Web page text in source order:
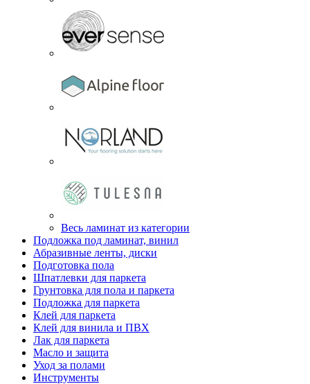
Весь ламинат из категории
Подложка под ламинат, винил
Абразивные ленты, диски
Подготовка пола
Шпатлевки для паркета
Грунтовка для пола и паркета
Подложка для паркета
Клей для паркета
Клей для винила и ПВХ
Лак для паркета
Масло и защита
Уход за полами
Инструменты